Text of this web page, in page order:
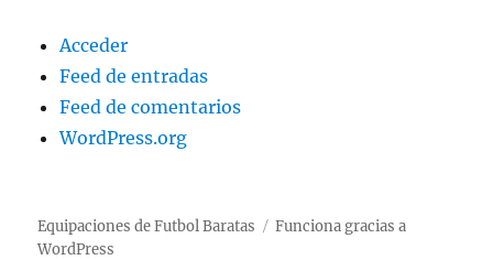
Acceder
Feed de entradas
Feed de comentarios
WordPress.org
Equipaciones de Futbol Baratas
Funciona gracias a
WordPress